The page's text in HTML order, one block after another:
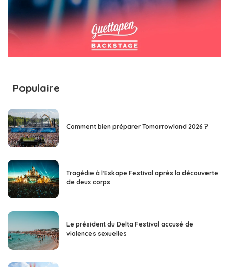
Populaire
Comment bien préparer Tomorrowland 2026 ?
Tragédie à l’Eskape Festival après la découverte
de deux corps
Le président du Delta Festival accusé de
violences sexuelles